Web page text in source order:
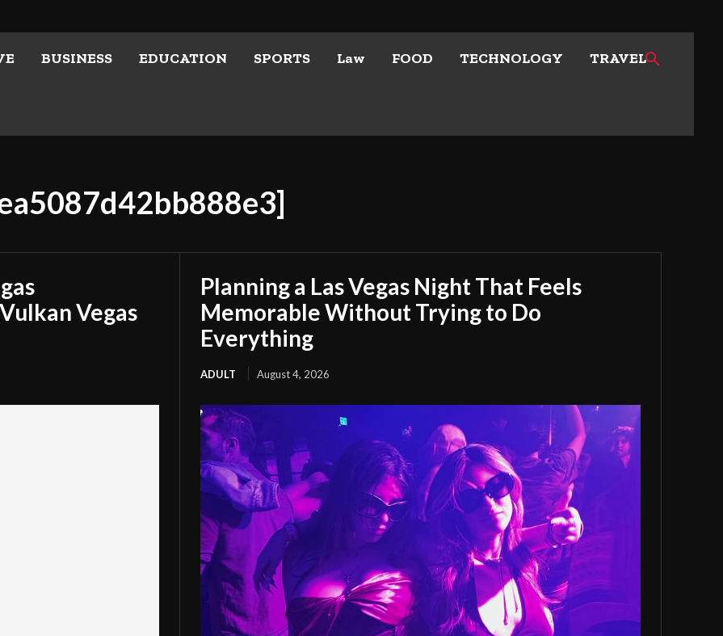
BUSINESS EDUCATION SPORTS Law FOOD TECHNOLOGY TRAVEL
Vegas
Planning a Las Vegas Night That Feels
Memorable Without Trying to Do
Everything
ADULT August 4, 2026